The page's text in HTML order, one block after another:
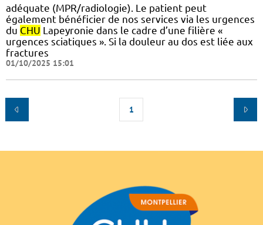
adéquate (MPR/radiologie). Le patient peut
également bénéficier de nos services via les urgences
du CHU Lapeyronie dans le cadre d’une filière «
urgences sciatiques ». Si la douleur au dos est liée aux
fractures
01/10/2025 15:01
1